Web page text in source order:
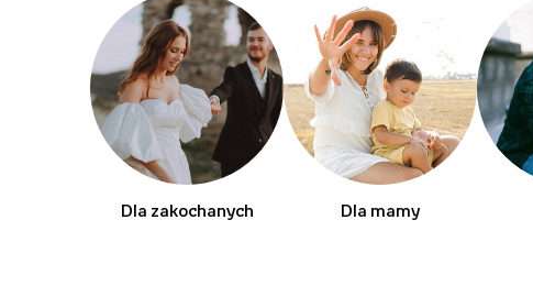
Dla zakochanych Dla mamy